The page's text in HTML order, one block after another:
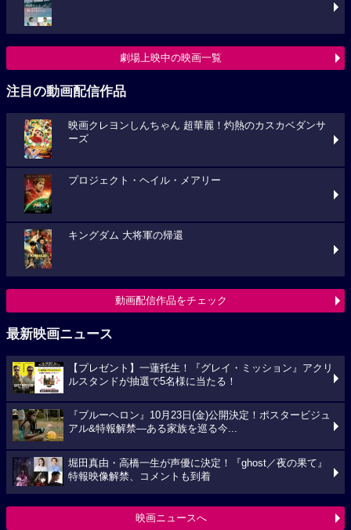
劇場上映中の映画一覧
注目の動画配信作品
映画クレヨンしんちゃん 超華麗！灼熱のカスカベダンサ
ーズ
プロジェクト・ヘイル・メアリー
キングダム 大将軍の帰還
動画配信作品をチェック
最新映画ニュース
【プレゼント】一蓮托生！『グレイ・ミッション』アクリ
ルスタンドが抽選で5名様に当たる！
『ブルーヘロン』10月23日(金)公開決定！ポスタービジュ
アル&特報解禁―ある家族を巡る今...
堀田真由・高橋一生が声優に決定！『ghost／夜の果て』
特報映像解禁、コメントも到着
映画ニュースへ